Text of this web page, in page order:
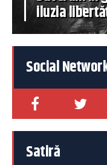
iluzia
Social
Satiră